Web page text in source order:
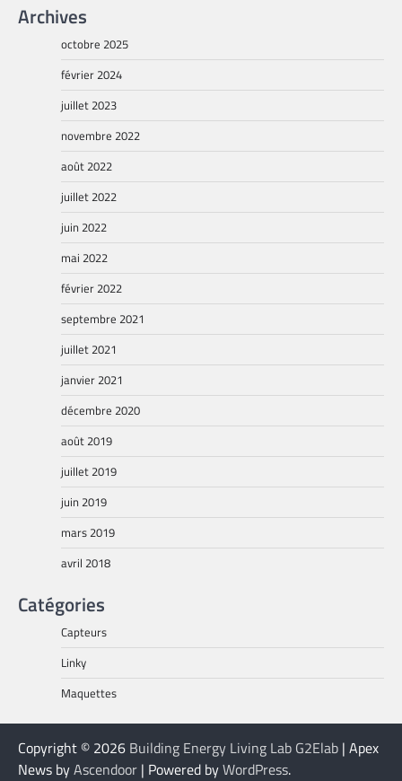
Archives
octobre 2025
février 2024
juillet 2023
novembre 2022
août 2022
juillet 2022
juin 2022
mai 2022
février 2022
septembre 2021
juillet 2021
janvier 2021
décembre 2020
août 2019
juillet 2019
juin 2019
mars 2019
avril 2018
Catégories
Capteurs
Linky
Maquettes
Copyright © 2026 Building Energy Living Lab G2Elab | Apex
News byAscendoor | Powered byWordPress.